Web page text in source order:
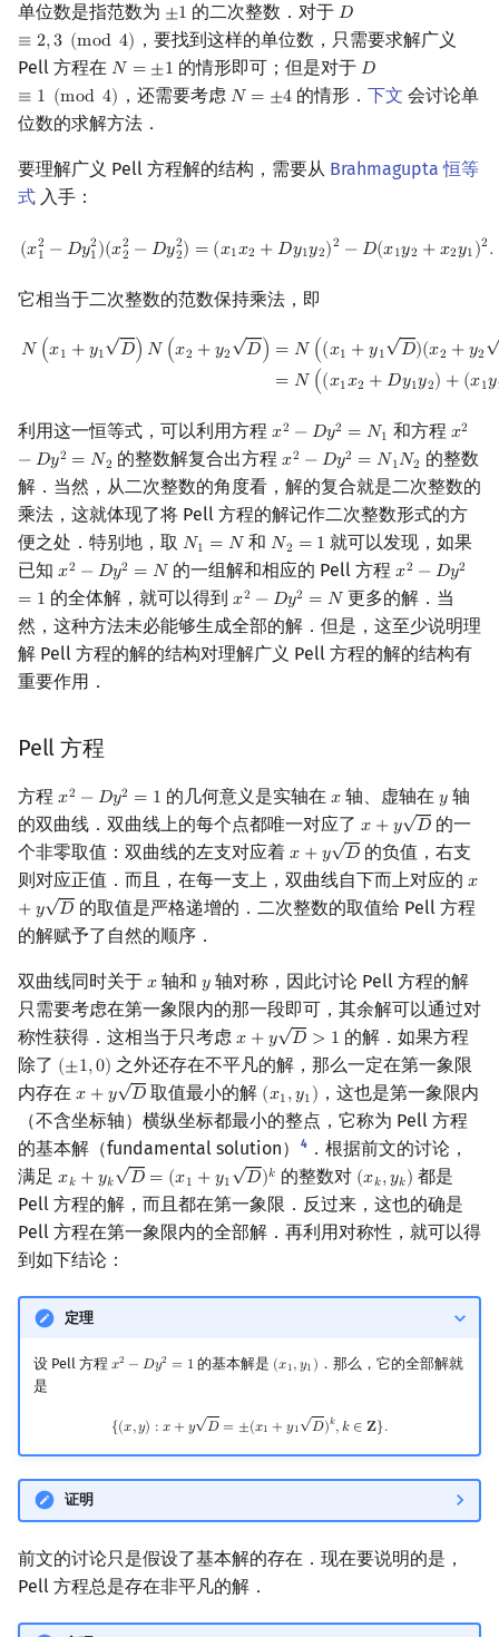
Lyndon 分解
Main–Lorentz 算法
动态树
析合树
手指树
霍夫曼树
平面图
弦图
网络流
图的匹配
Prüfer 序列
矩阵树定理
LGV 引理
最大团搜索算法
支配树
图上随机游走
单位数是指范数为 ±1
±1 的二次整数．对于𝐷
≡ 2,3 (mod 4)
D≡
，要找到这样的单位数，只需要求解广义
Pell 方程在 𝑁 = ±1
N= ±1 的情形即可；但是对于 𝐷
≡ 1 (mod 4)
D≡
，还需要考虑 𝑁 = ±4
N= ±4 的情形．下文 会讨论单
位数的求解方法．
要理解广义 Pell 方程解的结构，需要从 Brahmagupta 恒等
式 入手：
(𝑥2
1 −𝐷𝑦2
1)(𝑥2
2 −𝐷𝑦2
2) = (𝑥1𝑥2 +𝐷𝑦1𝑦2)2 −𝐷(𝑥1𝑦2 +𝑥2𝑦1)2.
(x1 2−Dy12) x2 2−Dy 22) =(x 1x2+Dy1y2)2− D(x1y2+x2 y1) 2.
它相当于二次整数的范数保持乘法，即
𝑁 (𝑥1 +𝑦1
√
𝐷) 𝑁 (𝑥2 +𝑦2
√
𝐷) = 𝑁 ((𝑥1 +𝑦1
√
𝐷)(𝑥2 +𝑦2
√
= 𝑁 ((𝑥1𝑥2 +𝐷𝑦1𝑦2) + (𝑥1𝑦
N(x1+y 1D )N(x2+y 2D )=N ((x 1+y1D)( x2 y2 D))= N( (x1x2+Dy1y 2) +(x1
利用这一恒等式，可以利用方程 𝑥2 −𝐷𝑦2 = 𝑁1
x2 −D y2=N 1 和方程 𝑥2
−𝐷𝑦2 = 𝑁2
x2
的整数解复合出方程𝑥2 −𝐷𝑦2 = 𝑁1𝑁2
x2 −D y2=N1N2
的整数
解．当然，从二次整数的角度看，解的复合就是二次整数的
乘法，这就体现了将 Pell 方程的解记作二次整数形式的方
便之处．特别地，取 𝑁1 = 𝑁
N1 =N 和𝑁2 = 1
N2 =1
就可以发现，如果
已知 𝑥2 −𝐷𝑦2 = 𝑁
x2 −D y2=N 的一组解和相应的 Pell 方程𝑥2 −𝐷𝑦2
= 1
x2 −D y2=1
的全体解，就可以得到 𝑥2 −𝐷𝑦2 = 𝑁
x2 −D y2=N
更多的解．当
然，这种方法未必能够生成全部的解．但是，这至少说明理
解 Pell 方程的解的结构对理解广义 Pell 方程的解的结构有
重要作用．
Pell 方程
方程 𝑥2 −𝐷𝑦2 = 1
x2 −D y2=1 的几何意义是实轴在 𝑥
x 轴、虚轴在𝑦
y轴
的双曲线．双曲线上的每个点都唯一对应了 𝑥 +𝑦
√
𝐷
x+yD
的一
个非零取值：双曲线的左支对应着 𝑥 +𝑦
√
𝐷
x+yD
的负值，右支
则对应正值．而且，在每一支上，双曲线自下而上对应的 𝑥
+𝑦
√
𝐷
x+
的取值是严格递增的．二次整数的取值给 Pell 方程
的解赋予了自然的顺序．
双曲线同时关于 𝑥
x 轴和𝑦
y轴对称，因此讨论 Pell 方程的解
只需要考虑在第一象限内的那一段即可，其余解可以通过对
称性获得．这相当于只考虑 𝑥 +𝑦
√
𝐷 > 1
x+yD>1
的解．如果方程
除了 (±1,0)
(±1,0)
之外还存在不平凡的解，那么一定在第一象限
内存在 𝑥 +𝑦
√
𝐷
x+yD 取值最小的解 (𝑥1,𝑦1)
(x1,y1)
，这也是第一象限内
（不含坐标轴）横纵坐标都最小的整点，它称为 Pell 方程
的基本解（fundamental solution）
4 ．根据前文的讨论，
满足 𝑥𝑘 +𝑦𝑘
√
𝐷 = (𝑥1 +𝑦1
√
𝐷)𝑘
xk+ykD=(x1+y1 D)k 的整数对 (𝑥𝑘,𝑦𝑘)
(xk,yk) 都是
Pell 方程的解，而且都在第一象限．反过来，这也的确是
Pell 方程在第一象限内的全部解．再利用对称性，就可以得
到如下结论：
定理
设 Pell 方程 𝑥2 − 𝐷𝑦2 = 1
x2 −D y2=1 的基本解是 (𝑥1,𝑦1 )
(x1,y1)
．那么，它的全部解就
是
{(𝑥,𝑦) : 𝑥 + 𝑦
√
𝐷 = ±(𝑥1 + 𝑦1
√
𝐷)𝑘,𝑘 ∈ 𝐙}.
{( x, ):x+yD=± x 1+y D )k k∈Z}.
证明
前文的讨论只是假设了基本解的存在．现在要说明的是，
Pell 方程总是存在非平凡的解．